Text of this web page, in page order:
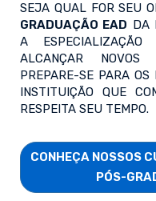
SEJA QUAL FOR SEU
GRADUAÇÃO EAD DA
A
ALCANÇAR NOVOS
PREPARE-SE PARA
INSTITUIÇÃO QUE
RESPEITA SEU TEMPO.
CONHEÇA NOSSOS